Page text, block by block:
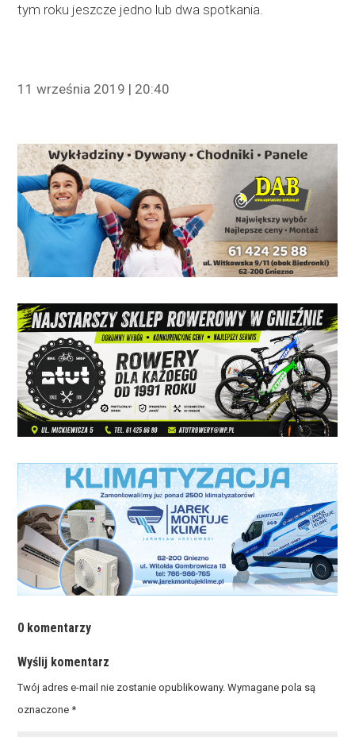
tym roku jeszcze jedno lub dwa spotkania.
11 września 2019 | 20:40
0 komentarzy
Wyślij komentarz
Twój adres e-mail nie zostanie opublikowany. Wymagane pola są
oznaczone*